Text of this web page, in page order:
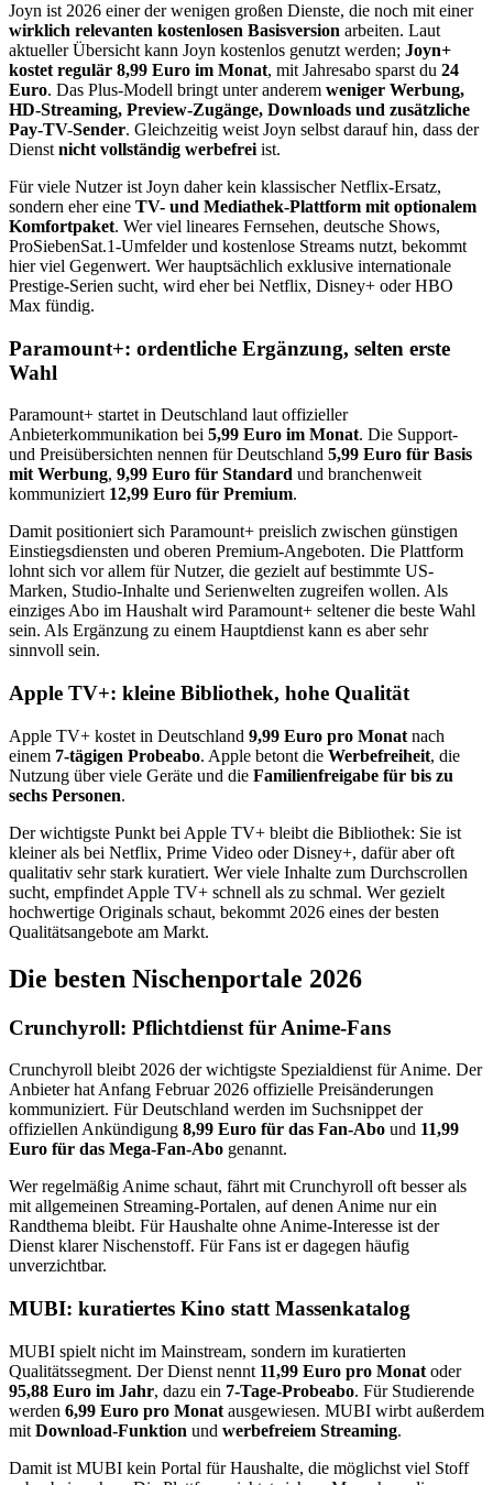
Joyn ist 2026 einer der wenigen großen Dienste, die noch mit einer
wirklich relevanten kostenlosen Basisversion arbeiten. Laut
aktueller Übersicht kann Joyn kostenlos genutzt werden; Joyn+
kostet regulär 8,99 Euro im Monat, mit Jahresabo sparst du 24
Euro. Das Plus-Modell bringt unter anderem weniger Werbung,
HD-Streaming, Preview-Zugänge, Downloads und zusätzliche
Pay-TV-Sender. Gleichzeitig weist Joyn selbst darauf hin, dass der
Dienst nicht vollständig werbefrei ist.
Für viele Nutzer ist Joyn daher kein klassischer Netflix-Ersatz,
sondern eher eine TV- und Mediathek-Plattform mit optionalem
Komfortpaket. Wer viel lineares Fernsehen, deutsche Shows,
ProSiebenSat.1-Umfelder und kostenlose Streams nutzt, bekommt
hier viel Gegenwert. Wer hauptsächlich exklusive internationale
Prestige-Serien sucht, wird eher bei Netflix, Disney+ oder HBO
Max fündig.
Paramount+: ordentliche Ergänzung, selten erste
Wahl
Paramount+ startet in Deutschland laut offizieller
Anbieterkommunikation bei 5,99 Euro im Monat. Die Support-
und Preisübersichten nennen für Deutschland 5,99 Euro für Basis
mit Werbung, 9,99 Euro für Standard und branchenweit
kommuniziert 12,99 Euro für Premium.
Damit positioniert sich Paramount+ preislich zwischen günstigen
Einstiegsdiensten und oberen Premium-Angeboten. Die Plattform
lohnt sich vor allem für Nutzer, die gezielt auf bestimmte US-
Marken, Studio-Inhalte und Serienwelten zugreifen wollen. Als
einziges Abo im Haushalt wird Paramount+ seltener die beste Wahl
sein. Als Ergänzung zu einem Hauptdienst kann es aber sehr
sinnvoll sein.
Apple TV+: kleine Bibliothek, hohe Qualität
Apple TV+ kostet in Deutschland 9,99 Euro pro Monat nach
einem 7-tägigen Probeabo. Apple betont die Werbefreiheit, die
Nutzung über viele Geräte und die Familienfreigabe für bis zu
sechs Personen.
Der wichtigste Punkt bei Apple TV+ bleibt die Bibliothek: Sie ist
kleiner als bei Netflix, Prime Video oder Disney+, dafür aber oft
qualitativ sehr stark kuratiert. Wer viele Inhalte zum Durchscrollen
sucht, empfindet Apple TV+ schnell als zu schmal. Wer gezielt
hochwertige Originals schaut, bekommt 2026 eines der besten
Qualitätsangebote am Markt.
Die besten Nischenportale 2026
Crunchyroll: Pflichtdienst für Anime-Fans
Crunchyroll bleibt 2026 der wichtigste Spezialdienst für Anime. Der
Anbieter hat Anfang Februar 2026 offizielle Preisänderungen
kommuniziert. Für Deutschland werden im Suchsnippet der
offiziellen Ankündigung 8,99 Euro für das Fan-Abo und 11,99
Euro für das Mega-Fan-Abo genannt.
Wer regelmäßig Anime schaut, fährt mit Crunchyroll oft besser als
mit allgemeinen Streaming-Portalen, auf denen Anime nur ein
Randthema bleibt. Für Haushalte ohne Anime-Interesse ist der
Dienst klarer Nischenstoff. Für Fans ist er dagegen häufig
unverzichtbar.
MUBI: kuratiertes Kino statt Massenkatalog
MUBI spielt nicht im Mainstream, sondern im kuratierten
Qualitätssegment. Der Dienst nennt 11,99 Euro pro Monat oder
95,88 Euro im Jahr, dazu ein 7-Tage-Probeabo. Für Studierende
werden 6,99 Euro pro Monat ausgewiesen. MUBI wirbt außerdem
mit Download-Funktion und werbefreiem Streaming.
Damit ist MUBI kein Portal für Haushalte, die möglichst viel Stoff